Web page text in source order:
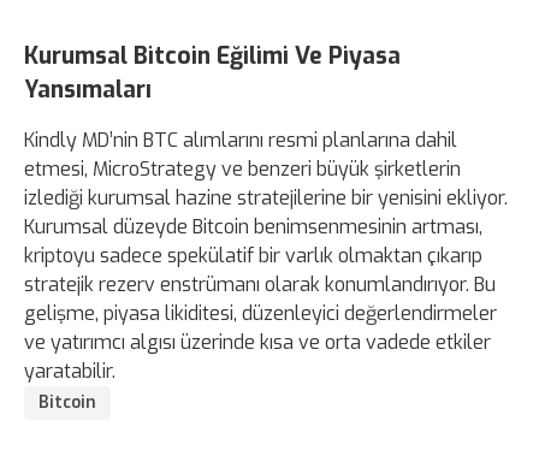
Kurumsal Bitcoin Eğilimi Ve Piyasa
Yansımaları
Kindly MD’nin BTC alımlarını resmi planlarına dahil
etmesi, MicroStrategy ve benzeri büyük şirketlerin
izlediği kurumsal hazine stratejilerine bir yenisini ekliyor.
Kurumsal düzeyde Bitcoin benimsenmesinin artması,
kriptoyu sadece spekülatif bir varlık olmaktan çıkarıp
stratejik rezerv enstrümanı olarak konumlandırıyor. Bu
gelişme, piyasa likiditesi, düzenleyici değerlendirmeler
ve yatırımcı algısı üzerinde kısa ve orta vadede etkiler
yaratabilir.
Bitcoin